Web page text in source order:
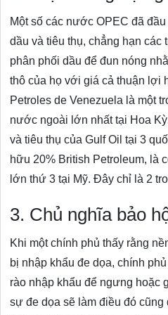
Một số các nước OPEC đã
dầu và tiêu thụ, chẳng hạn các
phân phối dầu để đun nóng
thô của họ với giá cả thuận lợi
Petroles de Venezuela là một
nước ngoài lớn nhất tại Hoa
và tiêu thụ của Gulf Oil tại 3
hữu 20% British Petroleum, là
lớn thứ 3 tại Mỹ. Đây chỉ là 2
3. Chủ nghĩa bảo
Khi một chính phủ thấy rằng
bị nhập khẩu đe dọa, chính
rào nhập khẩu để ngưng hoặc
sự đe dọa sẽ làm điều đó